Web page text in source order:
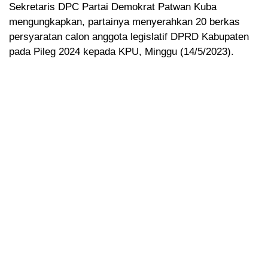
Sekretaris DPC Partai Demokrat Patwan Kuba
mengungkapkan, partainya menyerahkan 20 berkas
persyaratan calon anggota legislatif DPRD Kabupaten
pada Pileg 2024 kepada KPU, Minggu (14/5/2023).